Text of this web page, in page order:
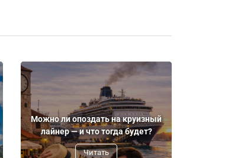
Можно ли опоздать на круизный
лайнер — и что тогда будет?
Читать